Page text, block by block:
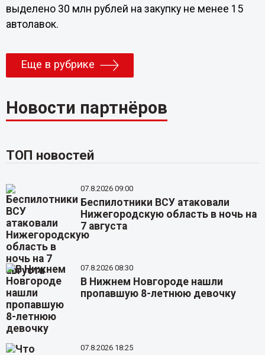
выделено 30 млн рублей на закупку не менее 15
автолавок.
Еще в рубрике
Новости партнёров
ТОП новостей
07.8.2026 09:00
Беспилотники ВСУ атаковали
Нижегородскую область в ночь на
7 августа
07.8.2026 08:30
В Нижнем Новгороде нашли
пропавшую 8-летнюю девочку
07.8.2026 18:25